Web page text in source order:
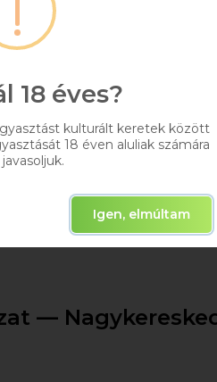
—
18 éves?
kulturált keretek között
18 éven aluliak számára
Igen, elmúltam